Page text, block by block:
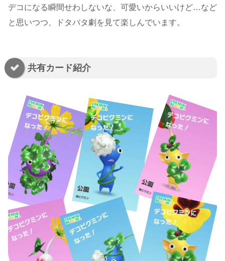
デコになる瞬間せわしないな、可愛いからいいけど…など
と思いつつ、ドタバタ劇を見て楽しんでいます。
共有カード紹介